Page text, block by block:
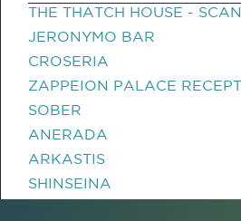
THE THATCH HOUSE -
JERONYMO BAR
CROSERIA
ZAPPEION PALACE
SOBER
ANERADA
ARKASTIS
SHINSEINA